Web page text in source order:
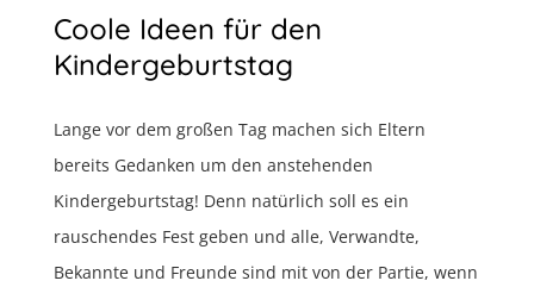
Coole Ideen für den
Kindergeburtstag
Lange vor dem großen Tag machen sich Eltern
bereits Gedanken um den anstehenden
Kindergeburtstag! Denn natürlich soll es ein
rauschendes Fest geben und alle, Verwandte,
Bekannte und Freunde sind mit von der Partie, wenn